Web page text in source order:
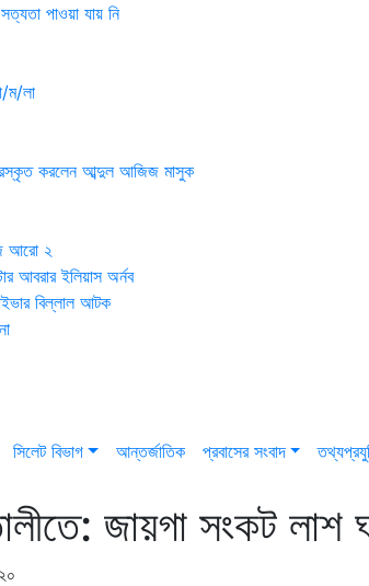
পাওয়া যায় নি
ম/লা
করলেন আব্দুল আজিজ মাসুক
আরো ২
আবরার ইলিয়াস অর্নব
বিল্লাল আটক
সিলেট বিভাগ আন্তর্জাতিক প্রবাসের সংবাদ
জায়গা সংকট লাশ